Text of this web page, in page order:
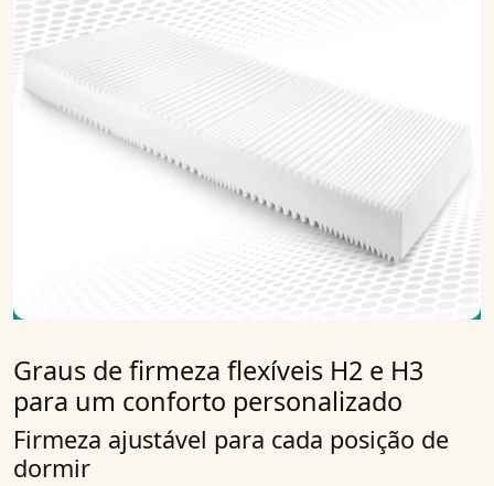
Graus de firmeza flexíveis H2 e H3
para um conforto personalizado
Firmeza ajustável para cada posição de
dormir